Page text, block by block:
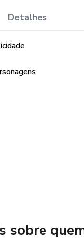
*NOSSA
*ANJOS
Detalhes
sobre